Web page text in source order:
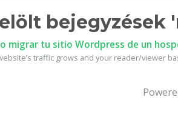
bejegyzések
migrar tu sitio Wordpress de un
traffic grows and your reader/viewer